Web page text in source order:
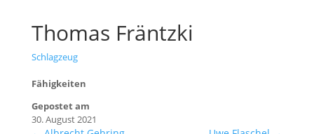
Thomas Fräntzki
Schlagzeug
Fähigkeiten
Gepostet am
30. August 2021